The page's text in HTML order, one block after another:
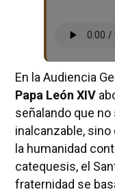
En la Audiencia
Papa León XIV
señalando que
inalcanzable,
la humanidad
catequesis, el
fraternidad se